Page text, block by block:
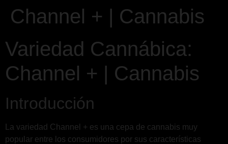
Channel + | Cannabis
Variedad Cannábica:
Channel + | Cannabis
Introducción
La variedad Channel + es una cepa de cannabis muy
popular entre los consumidores por sus características